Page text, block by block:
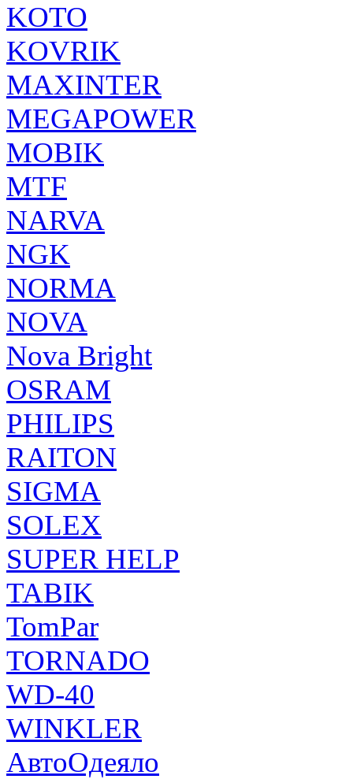
KOTO
KOVRIK
MAXINTER
MEGAPOWER
MOBIK
MTF
NARVA
NGK
NORMA
NOVA
Nova Bright
OSRAM
PHILIPS
RAITON
SIGMA
SOLEX
SUPER HELP
TABIK
TomPar
TORNADO
WD-40
WINKLER
АвтоОдеяло